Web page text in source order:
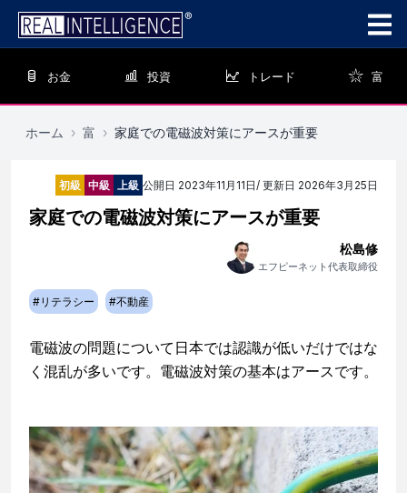
お金 投資 トレード 富
ホーム › 富 › 家庭での電磁波対策にアースが重要
初級 中級 上級 公開日 2023年11月11日/ 更新日 2026年3月25日
家庭での電磁波対策にアースが重要
松島修
エフピーネット代表取締役
#リテラシー #不動産
電磁波の問題について日本では認識が低いだけではな
く混乱が多いです。電磁波対策の基本はアースです。